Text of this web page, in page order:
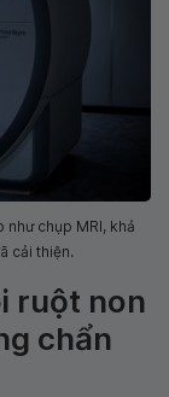
chụp MRI, khả
cải thiện.
ruột non
chẩn